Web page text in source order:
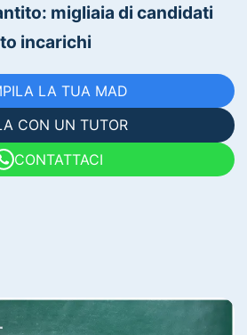
migliaia di candidati
incarichi
LA TUA MAD
CON UN TUTOR
CONTATTACI